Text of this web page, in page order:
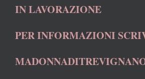
IN LAVORAZIONE
PER INFORMAZIONI